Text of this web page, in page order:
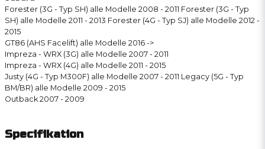
Forester (3G - Typ SH) alle Modelle 2008 - 2011 Forester (3G - Typ
SH) alle Modelle 2011 - 2013 Forester (4G - Typ SJ) alle Modelle 2012 -
2015
GT86 (AHS Facelift) alle Modelle 2016 ->
Impreza - WRX (3G) alle Modelle 2007 - 2011
Impreza - WRX (4G) alle Modelle 2011 - 2015
Justy (4G - Typ M300F) alle Modelle 2007 - 2011 Legacy (5G - Typ
BM/BR) alle Modelle 2009 - 2015
Outback 2007 - 2009
Specifikation